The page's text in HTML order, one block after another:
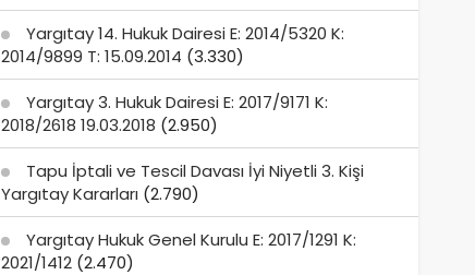
Yargıtay 14. Hukuk Dairesi E: 2014/5320 K:
2014/9899 T: 15.09.2014 (3.330)
Yargıtay 3. Hukuk Dairesi E: 2017/9171 K:
2018/2618 19.03.2018 (2.950)
Tapu İptali ve Tescil Davası İyi Niyetli 3. Kişi
Yargıtay Kararları (2.790)
Yargıtay Hukuk Genel Kurulu E: 2017/1291 K:
2021/1412 (2.470)